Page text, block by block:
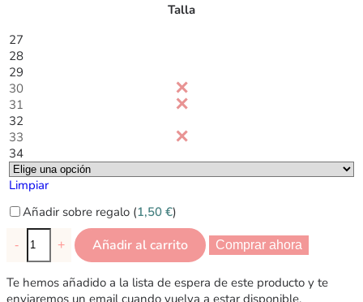
Talla
27
28
29
30
31
32
33
34
Limpiar
Añadir sobre regalo (1,50 €)
- + Añadir al carrito Comprar ahora
Te hemos añadido a la lista de espera de este producto y te
enviaremos un email cuando vuelva a estar disponible.